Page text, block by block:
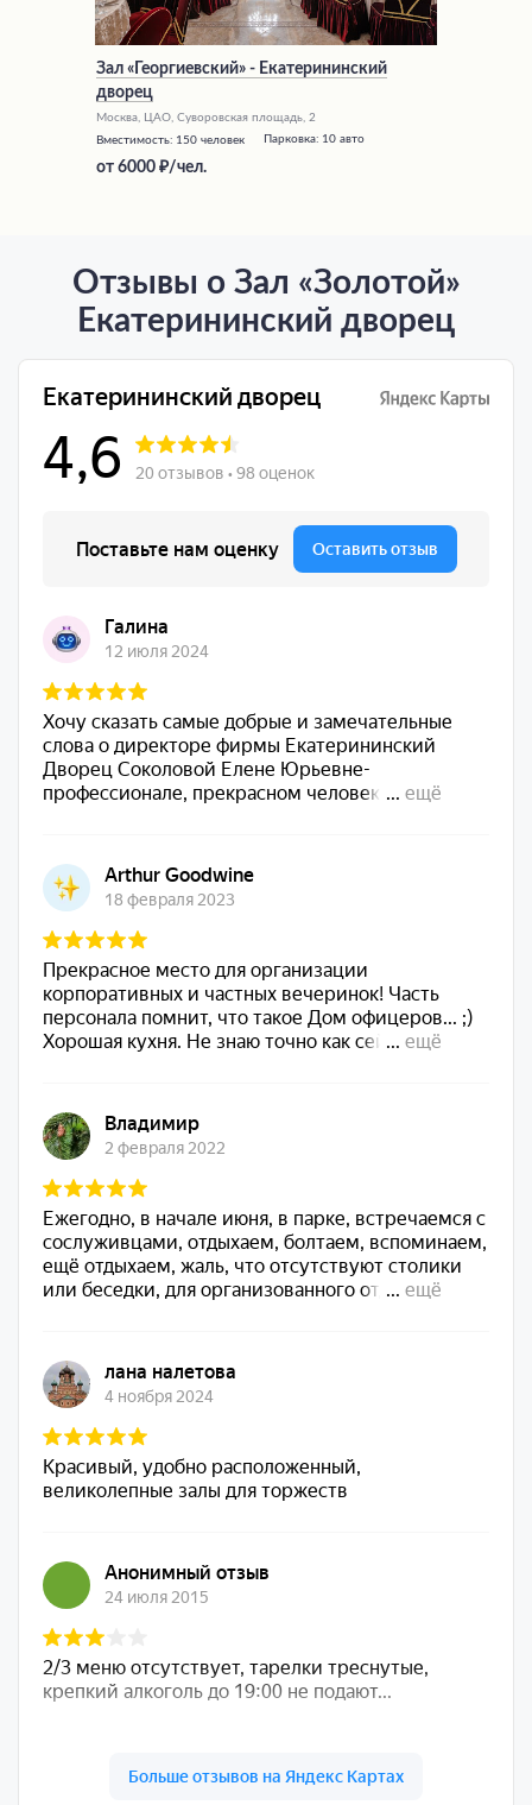
Зал «Георгиевский» - Екатерининский
дворец
Москва, ЦАО, Суворовская площадь, 2
Вместимость: 150 человек Парковка: 10 авто
от 6000 /чел.
Отзывы о Зал «Золотой»
Екатерининский дворец